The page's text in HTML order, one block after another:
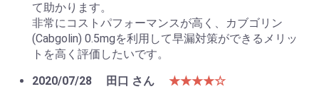
て助かります。
非常にコストパフォーマンスが高く、カブゴリン
(Cabgolin) 0.5mgを利用して早漏対策ができるメリッ
トを高く評価したいです。
2020/07/28
田口 さん
★★★★☆